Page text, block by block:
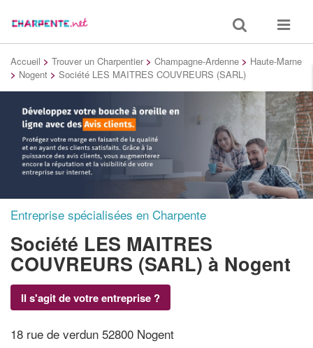
Toggle
search
Toggle
Accueil > Trouver un Charpentier > Champagne-Ardenne > Haute-Marne
> Nogent > Société LES MAITRES COUVREURS (SARL)
Entreprise spécialisées en Charpente
Société LES MAITRES
COUVREURS (SARL) à Nogent
Il s'agit de votre entreprise ?
18 rue de verdun 52800 Nogent